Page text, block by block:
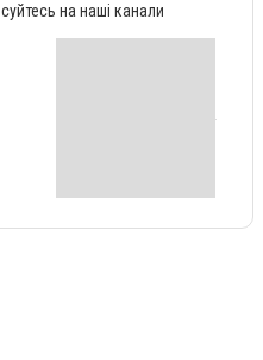
на наші канали